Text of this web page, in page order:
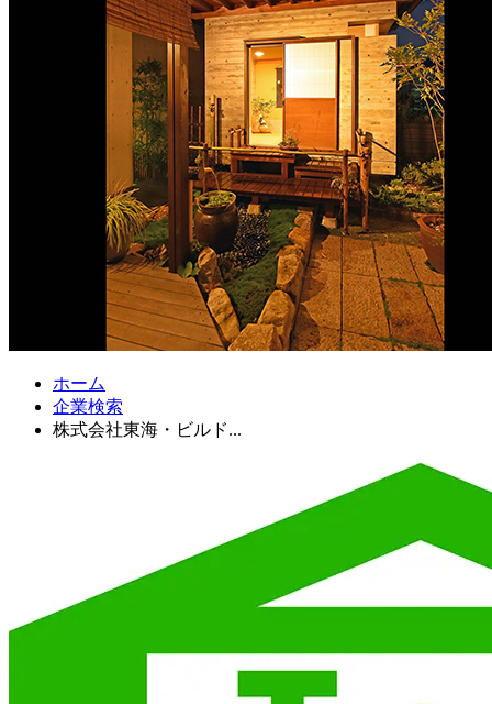
ホーム
企業検索
株式会社東海・ビルド...